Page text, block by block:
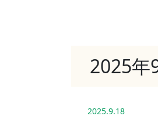
2025
2025.9.18